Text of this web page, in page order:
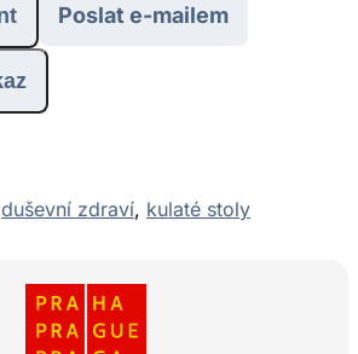
Poslat e-mailem
duševní zdraví, kulaté stoly